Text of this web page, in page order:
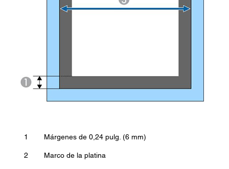
1 Márgenes de 0,24 pulg. (6 mm)
2 Marco de la platina